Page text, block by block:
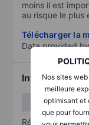
Nos sites
meilleure
optimisant et
que pour
moins il est
au risque le plus
Télécharger la
Data provided by
Informations
Résultats